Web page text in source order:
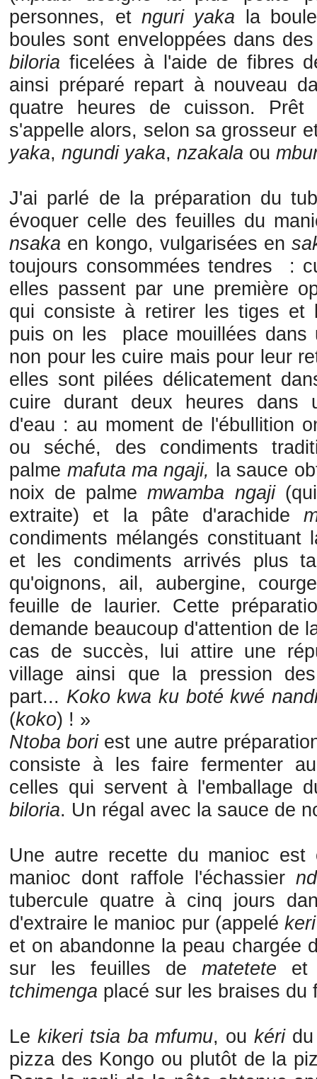
personnes, etnguri yaka la
boules sont enveloppées dans
biloria ficelées à l'aide de fibres
ainsi préparé repart à nouveau
quatre heures de cuisson. Prêt
s'appelle alors, selon sa grosseur
yaka,ngundi yaka, nzakala ou
J'ai parlé de la préparation du
évoquer celle des feuilles du
nsaka en kongo, vulgarisées en
toujours consommées tendres :
elles passent par une première
qui consiste à retirer les tiges et
puis on les place mouillées dans
non pour les cuire mais pour leur
elles sont pilées délicatement
cuire durant deux heures dans
d'eau : au moment de l'ébullition
ou séché, des condiments
palme mafuta ma ngaji, la sauce
noix de palmemwamba ngaji
extraite) et la pâte d'arachide
condiments mélangés
et les condiments arrivés plus
qu'oignons, ail, aubergine,
feuille de laurier. Cette
demande beaucoup d'attention de
cas de succès, lui attire une
village ainsi que la pression
part... Koko kwa ku boté kwé
(koko) ! »
Ntoba boriest une autre
consiste à les faire fermenter
celles qui servent à l'emballage
biloria. Un régal avec la sauce de
Une autre recette du manioc
manioc dont raffole l'échassier
tubercule quatre à cinq jours
d'extraire le manioc pur (appelékeri
et on abandonne la peau chargée
sur les feuilles de matetete et
tchimenga placé sur les braises du
Le kikeri tsia ba mfumu, oukéridu
pizza des Kongo ou plutôt de la